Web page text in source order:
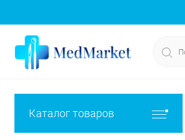
Каталог товаров